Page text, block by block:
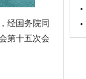
经国务院同
第十五次会